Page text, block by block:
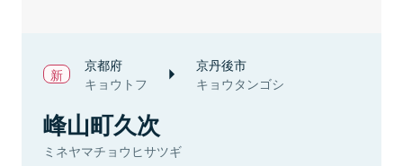
京都府
キョウトフ
京丹後市
キョウタンゴシ
峰山町久次
ミネヤマチョウヒサツギ